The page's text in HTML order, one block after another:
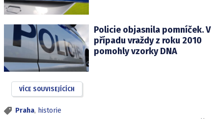
Policie objasnila pomníček. V
případu vraždy z roku 2010
pomohly vzorky DNA
VÍCE SOUVISEJÍCÍCH
Praha, historie